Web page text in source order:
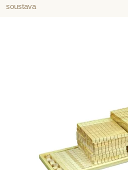
soustava